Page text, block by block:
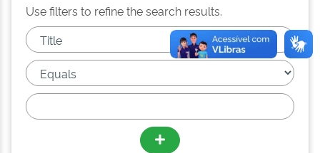
Use filters to refine the search results.